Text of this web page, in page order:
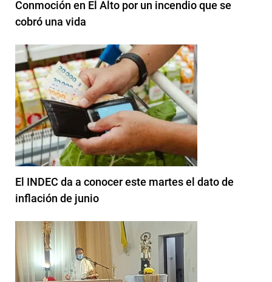
Conmoción en El Alto por un incendio que se
cobró una vida
El INDEC da a conocer este martes el dato de
inflación de junio